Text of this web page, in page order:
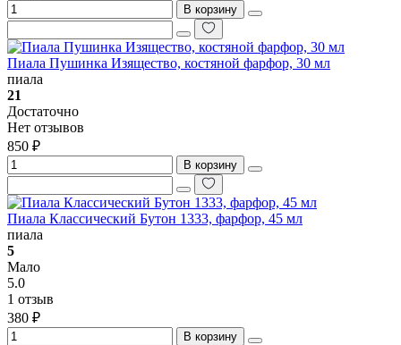
В корзину
Пиала Пушинка Изящество, костяной фарфор, 30 мл
пиала
21
Достаточно
Нет отзывов
850 ₽
В корзину
Пиала Классический Бутон 1333, фарфор, 45 мл
пиала
5
Мало
5.0
1 отзыв
380 ₽
В корзину